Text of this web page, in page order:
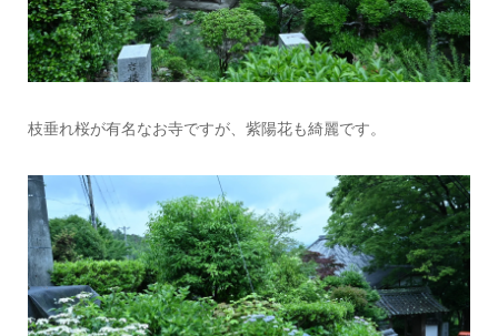
枝垂れ桜が有名なお寺ですが、紫陽花も綺麗です。